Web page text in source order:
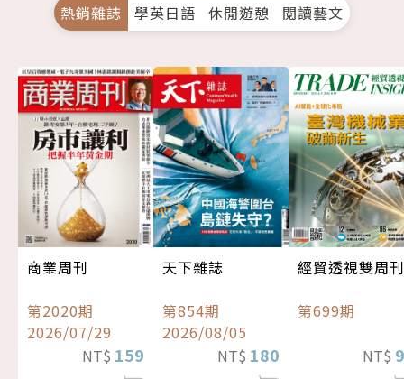
熱銷雜誌 學英日語 休閒遊憩 閱讀藝文
商業周刊
第2020期
2026/07/29
NT$ 159
天下雜誌
第854期
2026/08/05
NT$ 180
經貿透視雙周刊
第699期
NT$